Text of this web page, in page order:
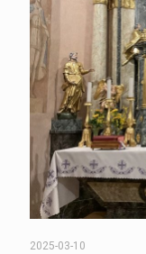
2025-03-10